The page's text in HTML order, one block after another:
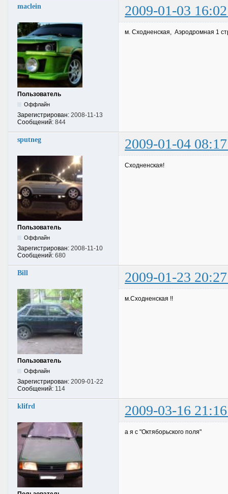
maclein 2009-01-03
Пользователь
Оффлайн
Зарегистрирован: 2008-11-13
Сообщений: 844
м. Сходненская, Аэродромная 1
sputneg 2009-01-04
Пользователь
Оффлайн
Зарегистрирован: 2008-11-10
Сообщений: 680
Сходненская!
Bill 2009-01-23
Пользователь
Оффлайн
Зарегистрирован: 2009-01-22
Сообщений: 114
м.Сходненская !!
klifrd 2009-03-16
а я с "Октяборьского поля"